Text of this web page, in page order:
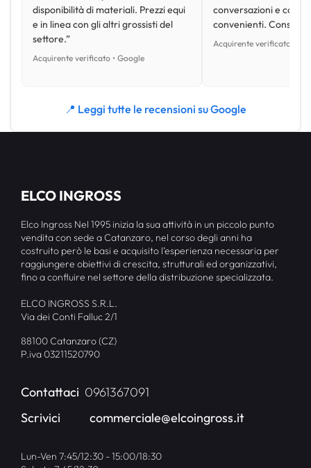
disponibilità di materiali. Prezzi equi
e in linea con gli altri grossisti del
settore.”
Acquirente verificato • Google
conversazioni e con
convenienti.
Acquirente verificato •
📍 Leggi tutte le recensioni su Google
ELCO INGROSS
Elco Ingross Nel 1995 inizia la sua attività in un piccolo punto
vendita con sede a Catanzaro, nel corso degli anni ha
costruito però le basi e acquisito l’esperienza necessaria per
raggiungere obiettivi di crescita, strutturali ed organizzativi,
fino a confluire nel settore della distribuzione specializzata.
ELCO INGROSS S.R.L.
Via dei Conti Falluc 2/1
88100 Catanzaro (CZ)
P.iva 03211520790
Contattaci 0961367091
Scrivici
commerciale@elcoingross.it
Lun-Ven 7:45/12:30 - 15:00/18:30